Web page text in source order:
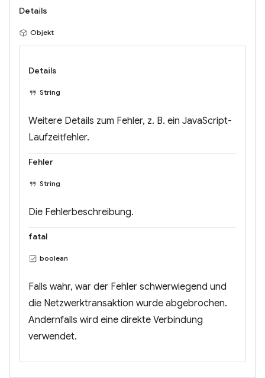
Details
Objekt
Details
String
Weitere Details zum Fehler, z. B. ein JavaScript-
Laufzeitfehler.
Fehler
String
Die Fehlerbeschreibung.
fatal
boolean
Falls wahr, war der Fehler schwerwiegend und
die Netzwerktransaktion wurde abgebrochen.
Andernfalls wird eine direkte Verbindung
verwendet.